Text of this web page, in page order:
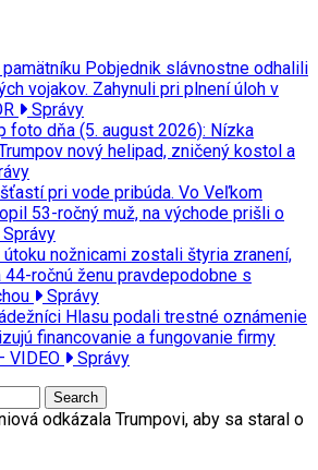
pamätníku Pobjednik slávnostne odhalili
vojakov. Zahynuli pri plnení úloh v
Správy
foto dňa (5. august 2026): Nízka
nový helipad, zničený kostol a
pri vode pribúda. Vo Veľkom
53-ročný muž, na východe prišli o
Správy
útoku nožnicami zostali štyria zranení,
ročnú ženu pravdepodobne s
Správy
Hlasu podali trestné oznámenie
financovanie a fungovanie firmy
VIDEO
Správy
odkázala Trumpovi, aby sa staral o